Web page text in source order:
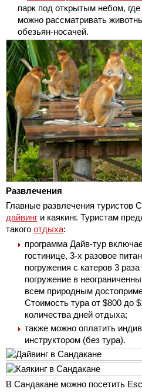
парк под открытым небом,
можно рассматривать
обезьян-носачей.
Развлечения
Главные развлечения туристов
дайвинг и каякинг. Туристам
такого отдыха:
программа Дайв-тур
гостинице, 3-х разовое
погружения с катеров 3
погружение в
всем природным
Стоимость тура от $800 до
количества дней отдыха;
также можно оплатить
инструктором (без тура).
В Сандакане можно посетить